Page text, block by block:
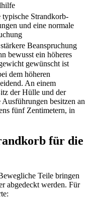
typische Strandkorb-
und eine normale
Beanspruchung
bewusst ein höheres
gewünscht ist
dem höheren
An einem
der Hülle und der
besitzen an
fünf Zentimetern, in
für die
Teile bringen
abgedeckt werden. Für